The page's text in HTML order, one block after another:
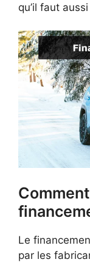
qu’il faut
Le
par les